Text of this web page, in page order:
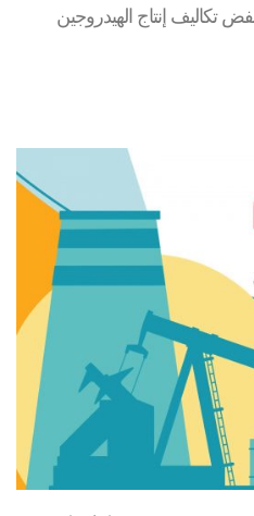
تكاليف إنتاج الهيدروجين